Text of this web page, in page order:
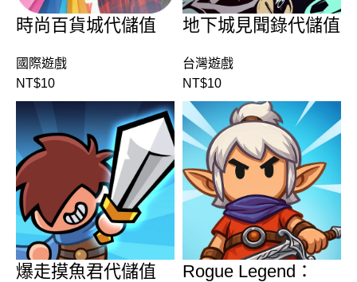
時尚百貨城代儲值
國際遊戲
NT$10
地下城見聞錄代儲值
台灣遊戲
NT$10
爆走摸魚君代儲值
Rogue Legend：